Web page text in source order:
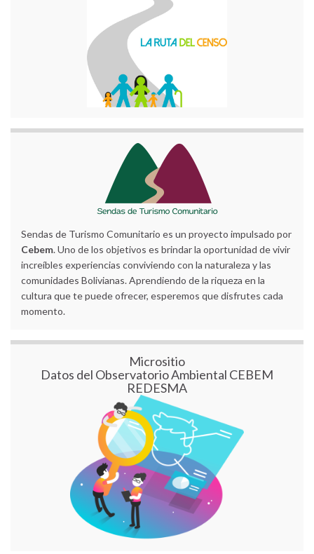
Sendas de Turismo Comunitario es un proyecto impulsado por
Cebem. Uno de los objetivos es brindar la oportunidad de vivir
increíbles experiencias conviviendo con la naturaleza y las
comunidades Bolivianas. Aprendiendo de la riqueza en la
cultura que te puede ofrecer, esperemos que disfrutes cada
momento.
Micrositio
Datos del Observatorio Ambiental CEBEM
REDESMA